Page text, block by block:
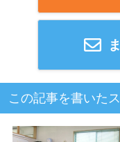
この記事を書いた